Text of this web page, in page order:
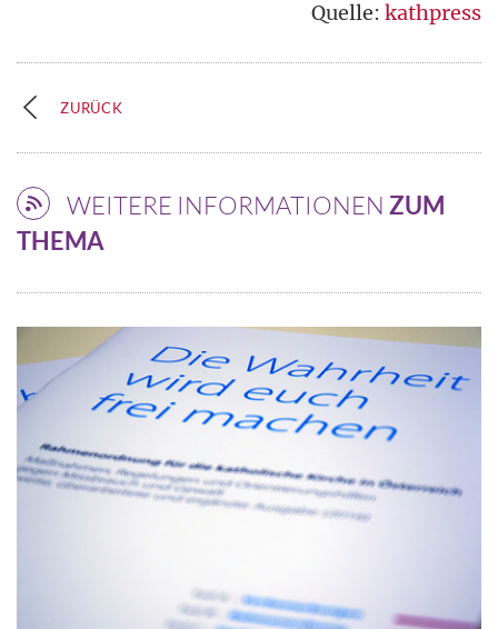
Quelle: kathpress
ZURÜCK
WEITERE INFORMATIONEN ZUM
THEMA